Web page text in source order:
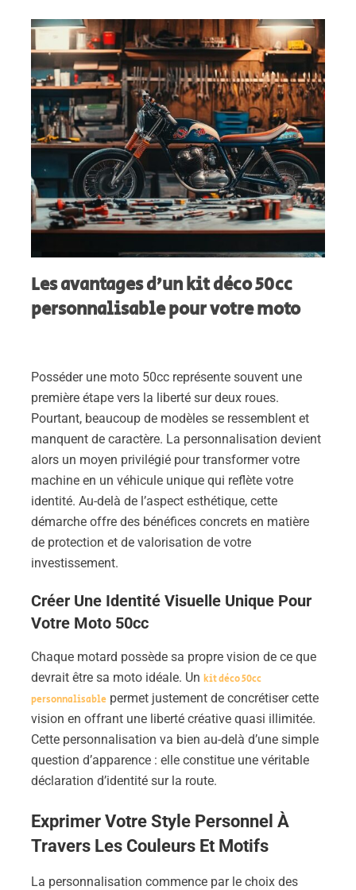
Les avantages d’un kit déco 50cc
personnalisable pour votre moto
Posséder une moto 50cc représente souvent une
première étape vers la liberté sur deux roues.
Pourtant, beaucoup de modèles se ressemblent et
manquent de caractère. La personnalisation devient
alors un moyen privilégié pour transformer votre
machine en un véhicule unique qui reflète votre
identité. Au-delà de l’aspect esthétique, cette
démarche offre des bénéfices concrets en matière
de protection et de valorisation de votre
investissement.
Créer Une Identité Visuelle Unique Pour
Votre Moto 50cc
Chaque motard possède sa propre vision de ce que
devrait être sa moto idéale. Un kit déco 50cc
personnalisable permet justement de concrétiser cette
vision en offrant une liberté créative quasi illimitée.
Cette personnalisation va bien au-delà d’une simple
question d’apparence : elle constitue une véritable
déclaration d’identité sur la route.
Exprimer Votre Style Personnel À
Travers Les Couleurs Et Motifs
La personnalisation commence par le choix des